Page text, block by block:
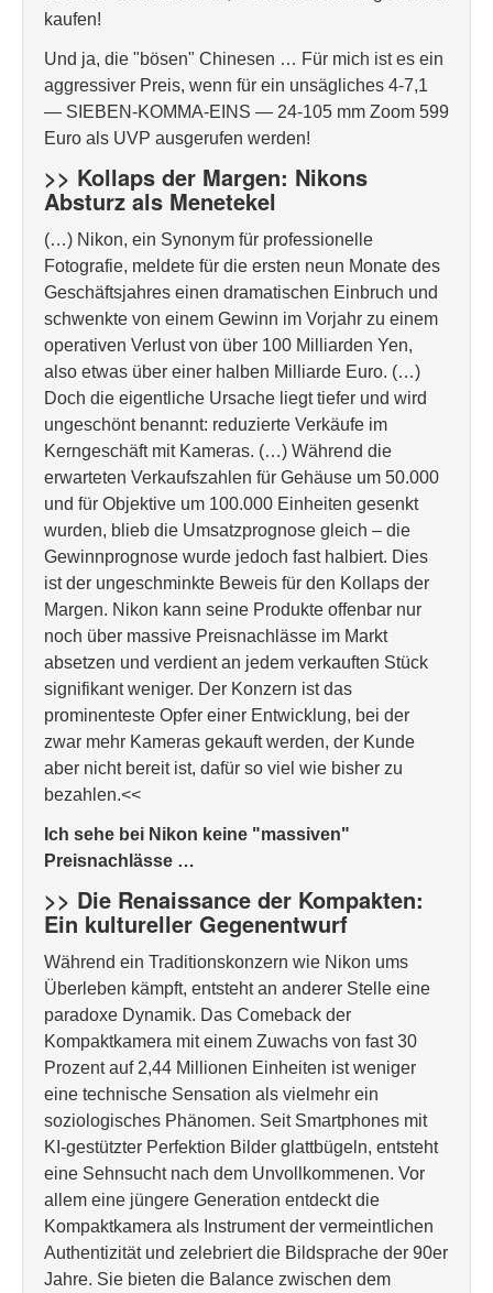
kaufen!
Und ja, die "bösen" Chinesen … Für mich ist es ein
aggressiver Preis, wenn für ein unsägliches 4-7,1
— SIEBEN-KOMMA-EINS — 24-105 mm Zoom 599
Euro als UVP ausgerufen werden!
>> Kollaps der Margen: Nikons
Absturz als Menetekel
(…) Nikon, ein Synonym für professionelle
Fotografie, meldete für die ersten neun Monate des
Geschäftsjahres einen dramatischen Einbruch und
schwenkte von einem Gewinn im Vorjahr zu einem
operativen Verlust von über 100 Milliarden Yen,
also etwas über einer halben Milliarde Euro. (…)
Doch die eigentliche Ursache liegt tiefer und wird
ungeschönt benannt: reduzierte Verkäufe im
Kerngeschäft mit Kameras. (…) Während die
erwarteten Verkaufszahlen für Gehäuse um 50.000
und für Objektive um 100.000 Einheiten gesenkt
wurden, blieb die Umsatzprognose gleich – die
Gewinnprognose wurde jedoch fast halbiert. Dies
ist der ungeschminkte Beweis für den Kollaps der
Margen. Nikon kann seine Produkte offenbar nur
noch über massive Preisnachlässe im Markt
absetzen und verdient an jedem verkauften Stück
signifikant weniger. Der Konzern ist das
prominenteste Opfer einer Entwicklung, bei der
zwar mehr Kameras gekauft werden, der Kunde
aber nicht bereit ist, dafür so viel wie bisher zu
bezahlen.<<
Ich sehe bei Nikon keine "massiven"
Preisnachlässe …
>> Die Renaissance der Kompakten:
Ein kultureller Gegenentwurf
Während ein Traditionskonzern wie Nikon ums
Überleben kämpft, entsteht an anderer Stelle eine
paradoxe Dynamik. Das Comeback der
Kompaktkamera mit einem Zuwachs von fast 30
Prozent auf 2,44 Millionen Einheiten ist weniger
eine technische Sensation als vielmehr ein
soziologisches Phänomen. Seit Smartphones mit
KI-gestützter Perfektion Bilder glattbügeln, entsteht
eine Sehnsucht nach dem Unvollkommenen. Vor
allem eine jüngere Generation entdeckt die
Kompaktkamera als Instrument der vermeintlichen
Authentizität und zelebriert die Bildsprache der 90er
Jahre. Sie bieten die Balance zwischen dem